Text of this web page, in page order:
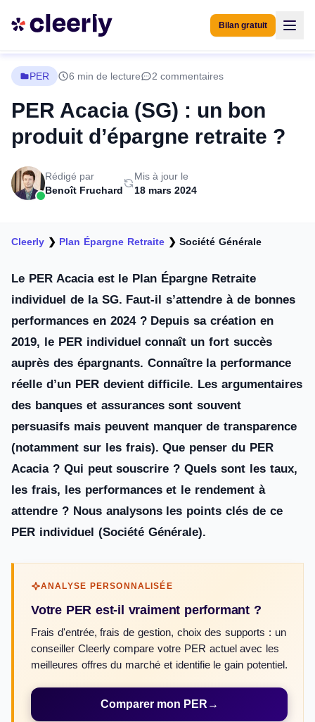
Bilan gratuit
PER 6 min de lecture 2 commentaires
PER Acacia (SG) : un bon
produit d’épargne retraite ?
Rédigé par
Benoît Fruchard
Mis à jour le
18 mars 2024
Cleerly ❯ Plan Épargne Retraite❯Société Générale
Le PER Acacia est le Plan Épargne Retraite
individuel de la SG. Faut-il s’attendre à de bonnes
performances en 2024 ? Depuis sa création en
2019, le PER individuel connaît un fort succès
auprès des épargnants. Connaître la performance
réelle d’un PER devient difficile. Les argumentaires
des banques et assurances sont souvent
persuasifs mais peuvent manquer de transparence
(notamment sur les frais). Que penser du PER
Acacia ? Qui peut souscrire ? Quels sont les taux,
les frais, les performances et le rendement à
attendre ? Nous analysons les points clés de ce
PER individuel (Société Générale).
ANALYSE PERSONNALISÉE
Votre PER est-il vraiment performant ?
Frais d'entrée, frais de gestion, choix des supports : un
conseiller Cleerly compare votre PER actuel avec les
meilleures offres du marché et identifie le gain potentiel.
Comparer mon PER →